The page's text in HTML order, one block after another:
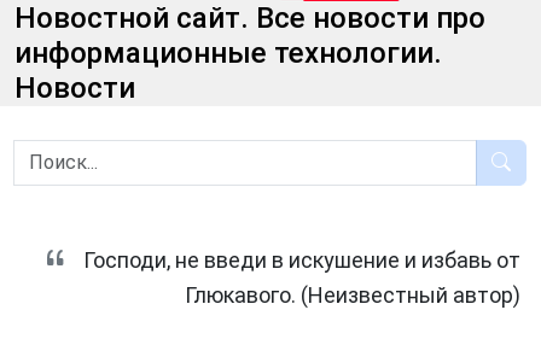
Новостной сайт. Все новости про
информационные технологии.
Новости
Господи, не введи в искушение и избавь от
Глюкавого. (Неизвестный автор)